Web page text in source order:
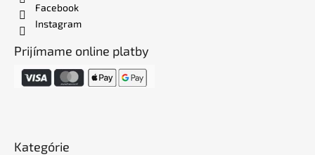
Facebook
Instagram
Prijímame online platby
Kategórie